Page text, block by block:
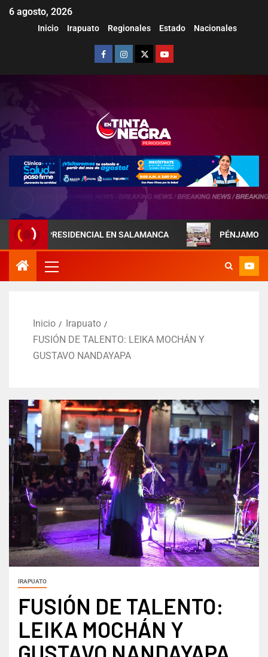
6 agosto, 2026
Inicio Irapuato Regionales Estado Nacionales
PRESIDENCIAL EN SALAMANCA PÉNJAMO REFUERZA
Inicio
Irapuato
FUSIÓN DE TALENTO: LEIKA MOCHÁN Y
GUSTAVO NANDAYAPA
IRAPUATO
FUSIÓN DE TALENTO:
LEIKA MOCHÁN Y